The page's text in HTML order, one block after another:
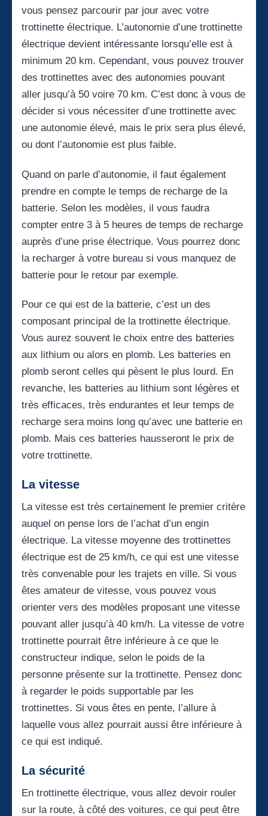
vous pensez parcourir par jour avec votre
trottinette électrique. L’autonomie d’une trottinette
électrique devient intéressante lorsqu’elle est à
minimum 20 km. Cependant, vous pouvez trouver
des trottinettes avec des autonomies pouvant
aller jusqu’à 50 voire 70 km. C’est donc à vous de
décider si vous nécessiter d’une trottinette avec
une autonomie élevé, mais le prix sera plus élevé,
ou dont l’autonomie est plus faible.
Quand on parle d’autonomie, il faut également
prendre en compte le temps de recharge de la
batterie. Selon les modèles, il vous faudra
compter entre 3 à 5 heures de temps de recharge
auprès d’une prise électrique. Vous pourrez donc
la recharger à votre bureau si vous manquez de
batterie pour le retour par exemple.
Pour ce qui est de la batterie, c’est un des
composant principal de la trottinette électrique.
Vous aurez souvent le choix entre des batteries
aux lithium ou alors en plomb. Les batteries en
plomb seront celles qui pèsent le plus lourd. En
revanche, les batteries au lithium sont légères et
très efficaces, très endurantes et leur temps de
recharge sera moins long qu’avec une batterie en
plomb. Mais ces batteries hausseront le prix de
votre trottinette.
La vitesse
La vitesse est très certainement le premier critère
auquel on pense lors de l’achat d’un engin
électrique. La vitesse moyenne des trottinettes
électrique est de 25 km/h, ce qui est une vitesse
très convenable pour les trajets en ville. Si vous
êtes amateur de vitesse, vous pouvez vous
orienter vers des modèles proposant une vitesse
pouvant aller jusqu’à 40 km/h. La vitesse de votre
trottinette pourrait être inférieure à ce que le
constructeur indique, selon le poids de la
personne présente sur la trottinette. Pensez donc
à regarder le poids supportable par les
trottinettes. Si vous êtes en pente, l’allure à
laquelle vous allez pourrait aussi être inférieure à
ce qui est indiqué.
La sécurité
En trottinette électrique, vous allez devoir rouler
sur la route, à côté des voitures, ce qui peut être